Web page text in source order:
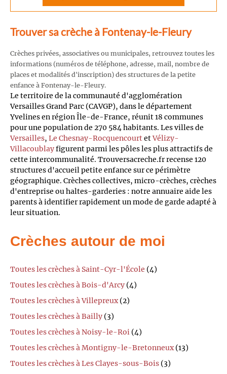
Trouver sa crèche à Fontenay-le-Fleury
Crèches privées, associatives ou municipales, retrouvez toutes les
informations (numéros de téléphone, adresse, mail, nombre de
places et modalités d'inscription) des structures de la petite
enfance à Fontenay-le-Fleury.
Le territoire de la communauté d'agglomération
Versailles Grand Parc (CAVGP), dans le département
Yvelines en région Île-de-France, réunit 18 communes
pour une population de 270 584 habitants. Les villes de
Versailles, Le Chesnay-RocquencourtetVélizy-
Villacoublayfigurent parmi les pôles les plus attractifs de
cette intercommunalité. Trouversacreche.fr recense 120
structures d'accueil petite enfance sur ce périmètre
géographique. Crèches collectives, micro-crèches, crèches
d'entreprise ou haltes-garderies : notre annuaire aide les
parents à identifier rapidement un mode de garde adapté à
leur situation.
Crèches autour de moi
Toutes les crèches à Saint-Cyr-l'École (4)
Toutes les crèches à Bois-d'Arcy (4)
Toutes les crèches à Villepreux(2)
Toutes les crèches à Bailly (3)
Toutes les crèches à Noisy-le-Roi (4)
Toutes les crèches à Montigny-le-Bretonneux(13)
Toutes les crèches à Les Clayes-sous-Bois (3)